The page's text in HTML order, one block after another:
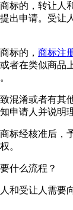
的，转让人
出申请。受让
标的， 商标注
者在类似商品
淆或者有其
申请人并说明
经核准后，
。
么流程？
受让人需要